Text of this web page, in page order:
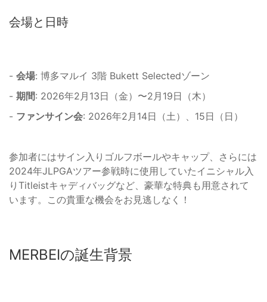
会場と日時
- 会場: 博多マルイ 3階 Bukett Selectedゾーン
- 期間: 2026年2月13日（金）〜2月19日（木）
- ファンサイン会: 2026年2月14日（土）、15日（日）
参加者にはサイン入りゴルフボールやキャップ、さらには
2024年JLPGAツアー参戦時に使用していたイニシャル入
りTitleistキャディバッグなど、豪華な特典も用意されて
います。この貴重な機会をお見逃しなく！
MERBEIの誕生背景